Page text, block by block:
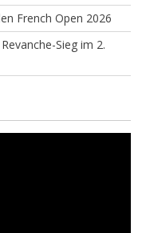
French Open 2026
Sieg im 2.